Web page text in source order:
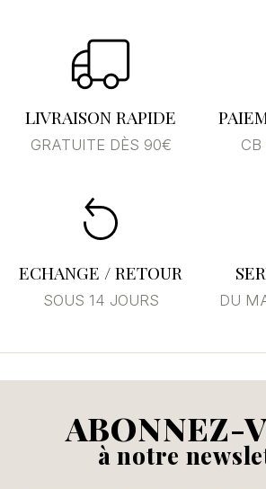
LIVRAISON RAPIDE
GRATUITE DÈS 90€ CB
ECHANGE / RETOUR
SOUS 14 JOURS DU
ABONNEZ-
à notre
Vous devez être connecté pour
produits dans votre liste d'envies.